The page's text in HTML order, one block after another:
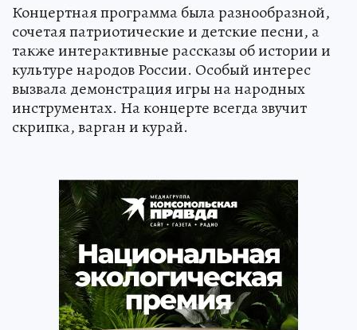
Концертная программа была разнообразной,
сочетая патриотические и детские песни, а
также интерактивные рассказы об истории и
культуре народов России. Особый интерес
вызвала демонстрация игры на народных
инструментах. На концерте всегда звучит
скрипка, варган и курай.